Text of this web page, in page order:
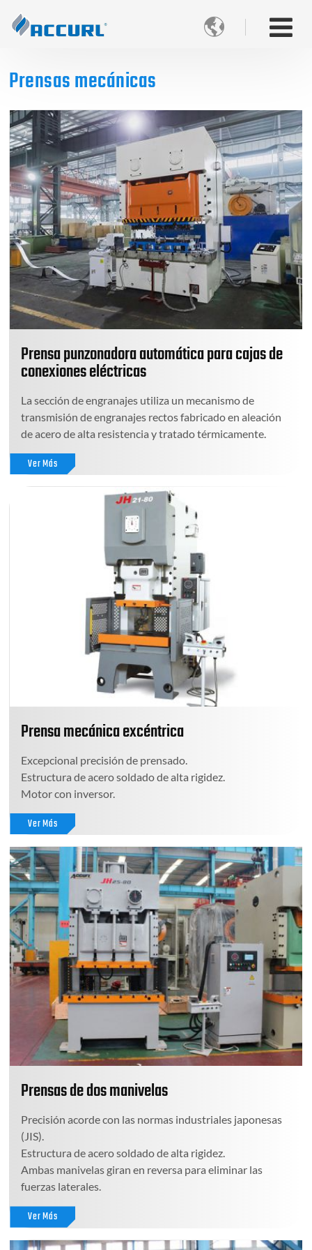

Prensas mecánicas
Prensa punzonadora automática para cajas de
conexiones eléctricas
La sección de engranajes utiliza un mecanismo de
transmisión de engranajes rectos fabricado en aleación
de acero de alta resistencia y tratado térmicamente.
Ver Más
Prensa mecánica excéntrica
Excepcional precisión de prensado.
Estructura de acero soldado de alta rigidez.
Motor con inversor.
Ver Más
Prensas de dos manivelas
Precisión acorde con las normas industriales japonesas
(JIS).
Estructura de acero soldado de alta rigidez.
Ambas manivelas giran en reversa para eliminar las
fuerzas laterales.
Ver Más